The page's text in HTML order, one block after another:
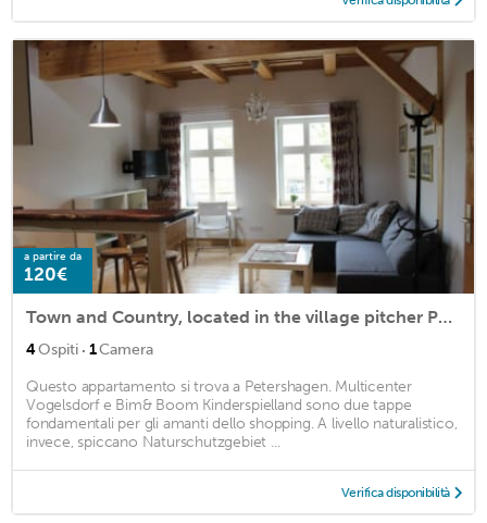
a partire da
120€
Town and Country, located in the village pitcher Peter Hagen
4Ospiti · 1Camera
Questo appartamento si trova a Petershagen. Multicenter
Vogelsdorf e Bim& Boom Kinderspielland sono due tappe
fondamentali per gli amanti dello shopping. A livello naturalistico,
invece, spiccano Naturschutzgebiet ...
Verifica disponibilità